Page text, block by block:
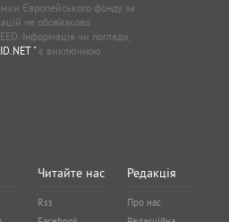
Європейського фонду за
не обов’язково
Інформація чи погляди,
"є виключною
Читайте нас
Rss
Редакція
Про нас